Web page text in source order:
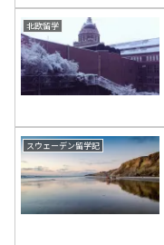
北欧留学
スウェーデン留学記